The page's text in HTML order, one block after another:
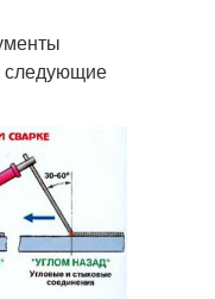
следующие